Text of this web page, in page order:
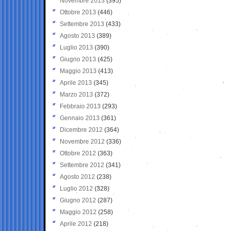
Ottobre 2013 (446)
Settembre 2013 (433)
Agosto 2013 (389)
Luglio 2013 (390)
Giugno 2013 (425)
Maggio 2013 (413)
Aprile 2013 (345)
Marzo 2013 (372)
Febbraio 2013 (293)
Gennaio 2013 (361)
Dicembre 2012 (364)
Novembre 2012 (336)
Ottobre 2012 (363)
Settembre 2012 (341)
Agosto 2012 (238)
Luglio 2012 (328)
Giugno 2012 (287)
Maggio 2012 (258)
Aprile 2012 (218)